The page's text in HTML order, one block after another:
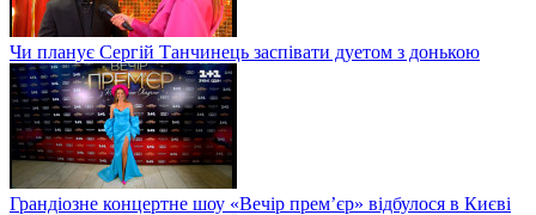
Чи планує Сергій Танчинець заспівати дуетом з донькою
Грандіозне концертне шоу «Вечір прем’єр» відбулося в Києві